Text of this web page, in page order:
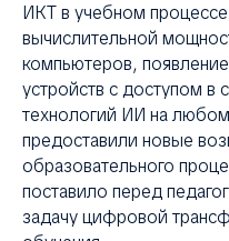
ИКТ в учебном
вычислительной
компьютеров,
устройств с доступом в
технологий ИИ на
предоставили новые
образовательного
поставило перед
задачу цифровой